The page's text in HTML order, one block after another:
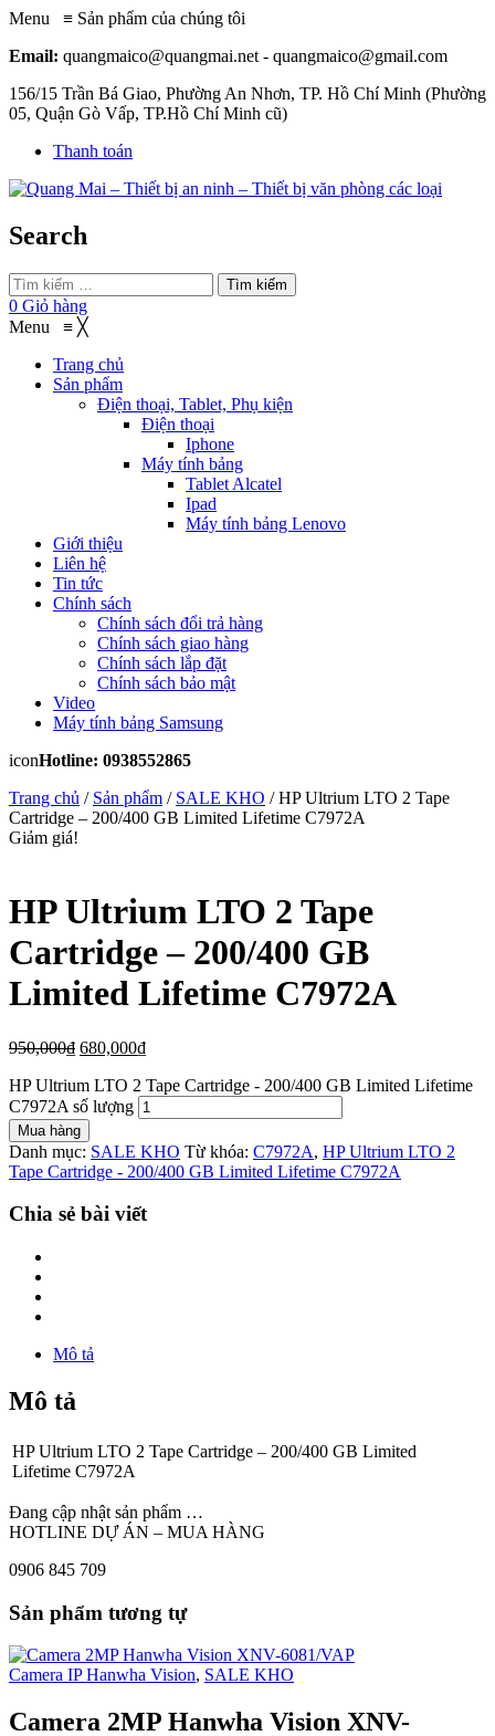
Menu ≡ Sản phẩm của chúng tôi
Email: quangmaico@quangmai.net - quangmaico@gmail.com
156/15 Trần Bá Giao, Phường An Nhơn, TP. Hồ Chí Minh (Phường
05, Quận Gò Vấp, TP.Hồ Chí Minh cũ)
Thanh toán
Search
Tìm kiếm
0 Giỏ hàng
Menu ≡ ╳
Trang chủ
Sản phẩm
Điện thoại, Tablet, Phụ kiện
Điện thoại
Iphone
Máy tính bảng
Tablet Alcatel
Ipad
Máy tính bảng Lenovo
Giới thiệu
Liên hệ
Tin tức
Chính sách
Chính sách đổi trả hàng
Chính sách giao hàng
Chính sách lắp đặt
Chính sách bảo mật
Video
Máy tính bảng Samsung
iconHotline: 0938552865
Trang chủ / Sản phẩm / SALE KHO / HP Ultrium LTO 2 Tape
Cartridge – 200/400 GB Limited Lifetime C7972A
Giảm giá!
HP Ultrium LTO 2 Tape
Cartridge – 200/400 GB
Limited Lifetime C7972A
950,000₫ 680,000₫
HP Ultrium LTO 2 Tape Cartridge - 200/400 GB Limited Lifetime
C7972A số lượng
Mua hàng
Danh mục: SALE KHO Từ khóa: C7972A, HP Ultrium LTO 2
Tape Cartridge - 200/400 GB Limited Lifetime C7972A
Chia sẻ bài viết
Mô tả
Mô tả
HP Ultrium LTO 2 Tape Cartridge – 200/400 GB Limited
Lifetime C7972A
Đang cập nhật sản phẩm …
HOTLINE DỰ ÁN – MUA HÀNG
0906 845 709
Sản phẩm tương tự
Camera IP Hanwha Vision, SALE KHO
Camera 2MP Hanwha Vision XNV-